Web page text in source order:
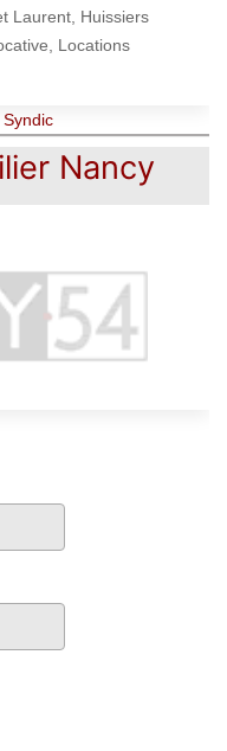
Laurent, Huissiers
Locations
Syndic
Nancy